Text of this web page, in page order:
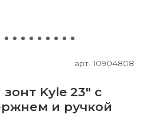
арт.10904808
Kyle 23" с
и ручкой